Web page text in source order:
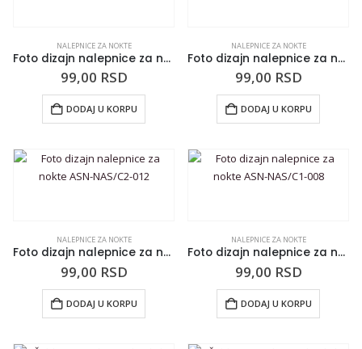
NALEPNICE ZA NOKTE
Foto dizajn nalepnice za nokte ASN-NAS/C5-014
99,00 RSD
DODAJ U KORPU
NALEPNICE ZA NOKTE
Foto dizajn nalepnice za nokte ASN-NAS/C5-005
99,00 RSD
DODAJ U KORPU
NALEPNICE ZA NOKTE
Foto dizajn nalepnice za nokte ASN-NAS/C2-012
99,00 RSD
DODAJ U KORPU
NALEPNICE ZA NOKTE
Foto dizajn nalepnice za nokte ASN-NAS/C1-008
99,00 RSD
DODAJ U KORPU